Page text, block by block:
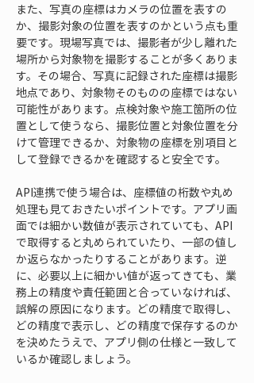
また、写真の座標はカメラの位置を表すの
か、撮影対象の位置を表すのかという点も重
要です。現場写真では、撮影者が少し離れた
場所から対象物を撮影することが多くありま
す。その場合、写真に記録された座標は撮影
地点であり、対象物そのものの座標ではない
可能性があります。点検対象や施工箇所の位
置として使うなら、撮影位置と対象位置を分
けて管理できるか、対象物の座標を別項目と
して登録できるかを確認すると安全です。
API連携で使う場合は、座標値の桁数や丸め
処理も見ておきたいポイントです。アプリ画
面では細かい数値が表示されていても、API
で取得すると丸められていたり、一部の値し
か返らなかったりすることがあります。逆
に、必要以上に細かい値が返ってきても、業
務上の精度や責任範囲と合っていなければ、
誤解の原因になります。どの精度で取得し、
どの精度で表示し、どの精度で保存するのか
を決めたうえで、アプリ側の仕様と一致して
いるか確認しましょう。